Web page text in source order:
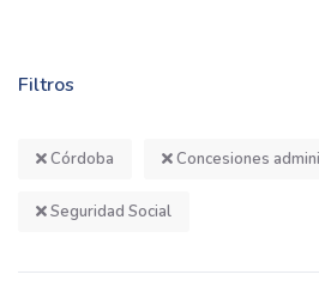
Filtros
Córdoba Concesiones
Seguridad Social